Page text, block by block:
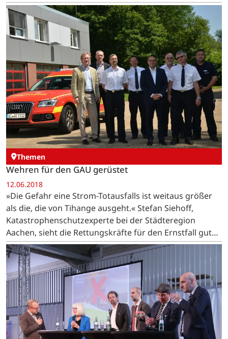
Themen
Wehren für den GAU gerüstet
12.06.2018
»Die Gefahr eine Strom-Totausfalls ist weitaus größer
als die, die von Tihange ausgeht.« Stefan Siehoff,
Katastrophenschutzexperte bei der Städteregion
Aachen, sieht die Rettungskräfte für den Ernstfall gut
aufgestellt.